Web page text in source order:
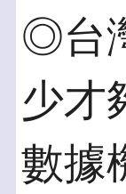
◎台
少才
數據